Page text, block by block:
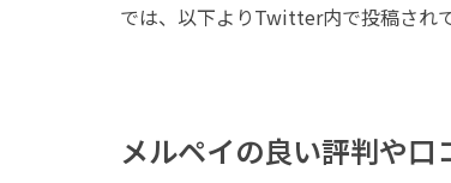
では、以下よりTwitter内で投稿され
メルペイの良い評判や口